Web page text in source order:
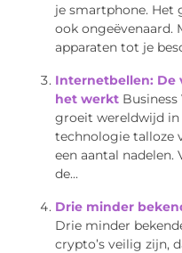
je smartphone. Het
ook ongeëvenaard.
apparaten tot je
Internetbellen: De
het werkt
groeit wereldwijd in
technologie talloze
een aantal nadelen.
de...
Drie minder
Drie minder
crypto’s veilig zijn,